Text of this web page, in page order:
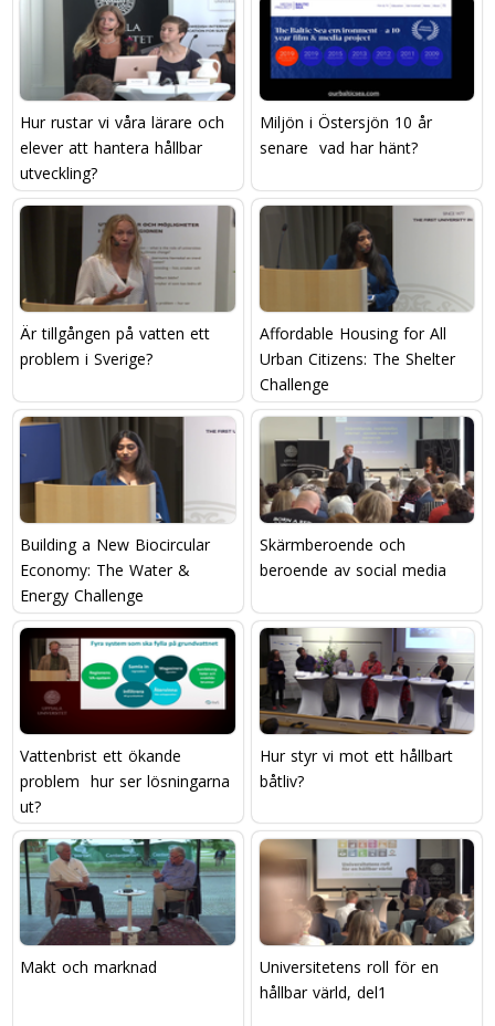
Hur rustar vi våra lärare och
elever att hantera hållbar
utveckling?
Miljön i Östersjön 10 år
senare  vad har hänt?
Är tillgången på vatten ett
problem i Sverige?
Affordable Housing for All
Urban Citizens: The Shelter
Challenge
Building a New Biocircular
Economy: The Water &
Energy Challenge
Skärmberoende och
beroende av social media
Vattenbrist ett ökande
problem  hur ser lösningarna
ut?
Hur styr vi mot ett hållbart
båtliv?
Makt och marknad
Universitetens roll för en
hållbar värld, del1